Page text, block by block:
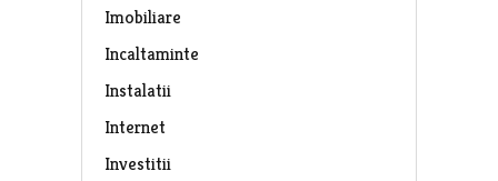
Imobiliare
Incaltaminte
Instalatii
Internet
Investitii